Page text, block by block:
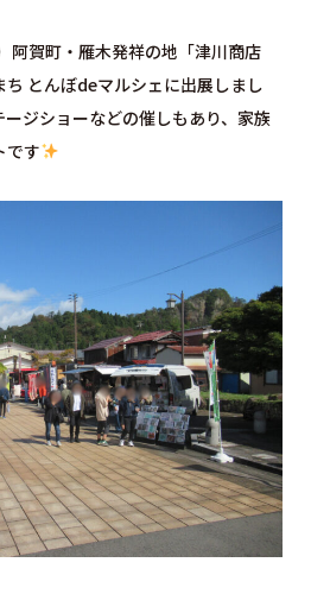
阿賀町・雁木発祥の地「津川商店
とんぼdeマルシェに出展しまし
ジショーなどの催しもあり、家族
です